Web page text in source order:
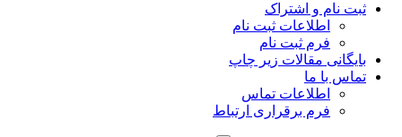
ثبت نام و اشتراک
اطلاعات ثبت نام
فرم ثبت نام
بایگانی مقالات زیر چاپ
تماس با ما
اطلاعات تماس
فرم برقراری ارتباط